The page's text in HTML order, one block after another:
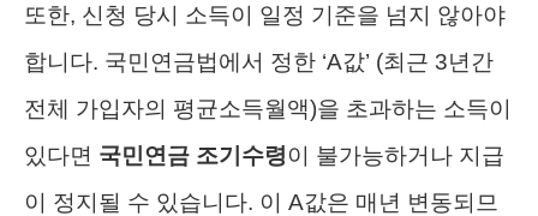
또한, 신청 당시 소득이 일정 기준을 넘지 않아야
합니다. 국민연금법에서 정한 ‘A값’ (최근 3년간
전체 가입자의 평균소득월액)을 초과하는 소득이
있다면 국민연금 조기수령이 불가능하거나 지급
이 정지될 수 있습니다. 이 A값은 매년 변동되므